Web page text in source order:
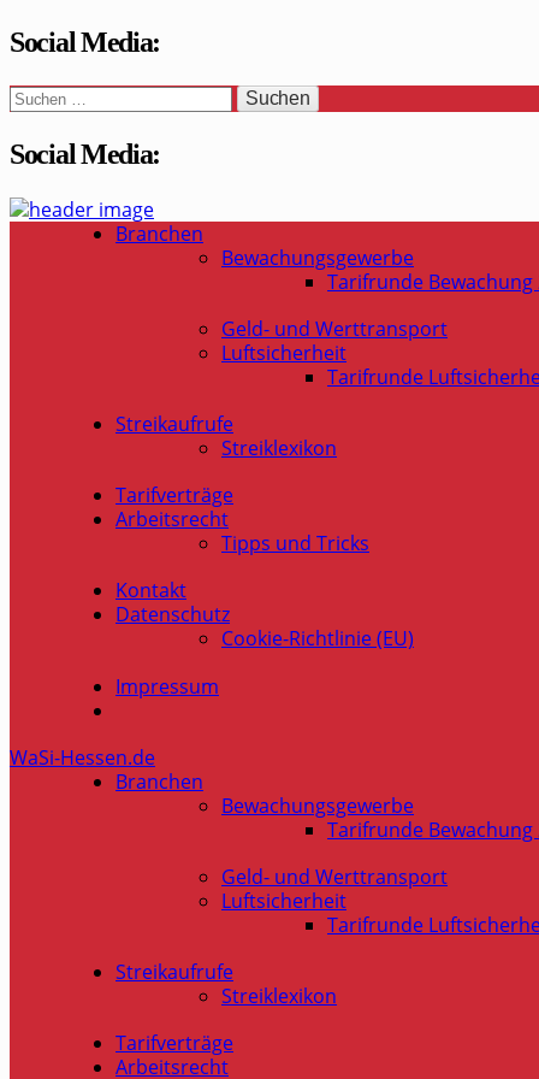
Social Media:
Suchen
nach:
Social Media:
WaSi-Hessen.de
Infoportal Wach- und Sicherheitsbranche in Hessen
Branchen
Bewachungsgewerbe
Tarifrunde Bewachung
Geld- und Werttransport
Luftsicherheit
Tarifrunde
Streikaufrufe
Streiklexikon
Tarifverträge
Arbeitsrecht
Tipps und Tricks
Kontakt
Datenschutz
Cookie-Richtlinie (EU)
Impressum
WaSi-Hessen.de
Branchen
Bewachungsgewerbe
Tarifrunde Bewachung
Geld- und Werttransport
Luftsicherheit
Tarifrunde
Streikaufrufe
Streiklexikon
Tarifverträge
Arbeitsrecht